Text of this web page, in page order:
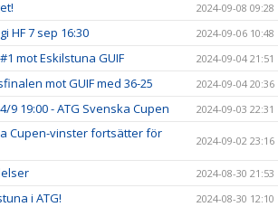
2024-09-08 09:28
HF 7 sep 16:30 2024-09-06 10:48
mot Eskilstuna GUIF 2024-09-04 21:51
mot GUIF med 36-25 2024-09-04 20:36
9 19:00 - ATG Svenska Cupen 2024-09-03 22:31
Cupen-vinster fortsätter för
2024-09-02 23:16
2024-08-30 21:53
i ATG! 2024-08-30 12:10